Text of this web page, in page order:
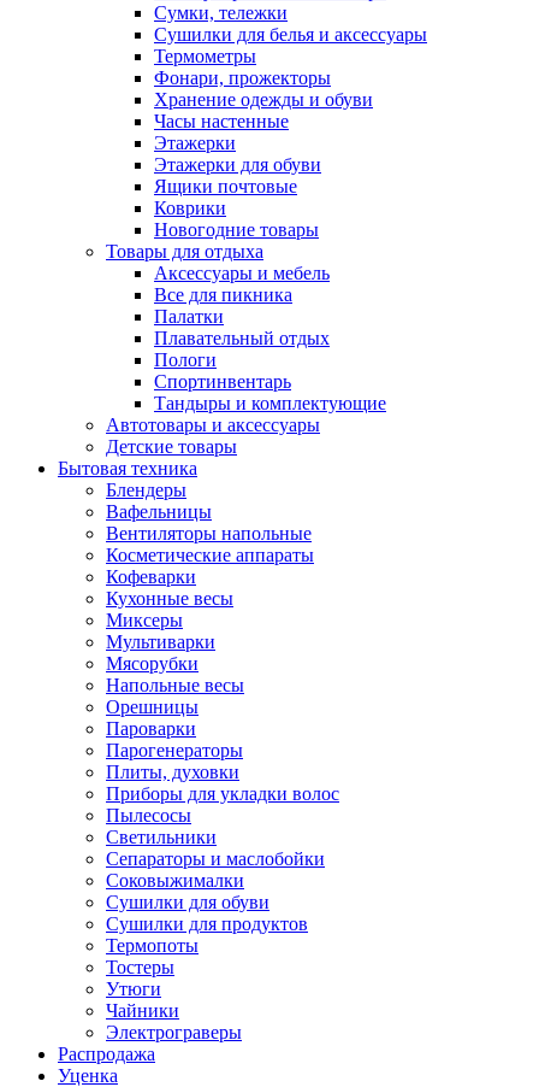
Сумки, тележки
Сушилки для белья и аксессуары
Термометры
Фонари, прожекторы
Хранение одежды и обуви
Часы настенные
Этажерки
Этажерки для обуви
Ящики почтовые
Коврики
Новогодние товары
Товары для отдыха
Аксессуары и мебель
Все для пикника
Палатки
Плавательный отдых
Пологи
Спортинвентарь
Тандыры и комплектующие
Автотовары и аксессуары
Детские товары
Бытовая техника
Блендеры
Вафельницы
Вентиляторы напольные
Косметические аппараты
Кофеварки
Кухонные весы
Миксеры
Мультиварки
Мясорубки
Напольные весы
Орешницы
Пароварки
Парогенераторы
Плиты, духовки
Приборы для укладки волос
Пылесосы
Светильники
Сепараторы и маслобойки
Соковыжималки
Сушилки для обуви
Сушилки для продуктов
Термопоты
Тостеры
Утюги
Чайники
Электрограверы
Распродажа
Уценка